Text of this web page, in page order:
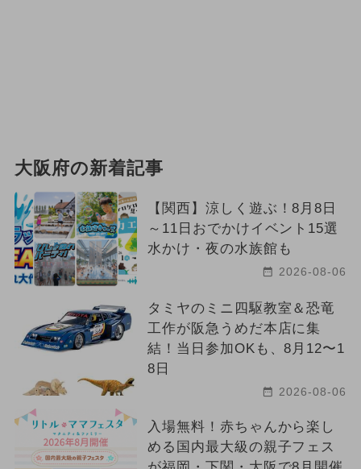
大阪府の新着記事
【関西】涼しく遊ぶ！8月8日
～11日おでかけイベント15選
水かけ・夜の水族館も
2026-08-06
タミヤのミニ四駆教室＆恐竜
工作が阪急うめだ本店に集
結！当日参加OKも、8月12〜1
8日
2026-08-06
入場無料！赤ちゃんから楽し
める国内最大級の親子フェス